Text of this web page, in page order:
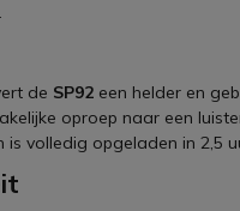
de SP92 een helder en
oproep naar een
is volledig opgeladen in 2,5